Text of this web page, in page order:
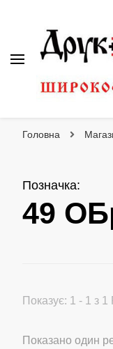
Головна
Позначка:
49
Показує: 1 - 1 з
Показано один